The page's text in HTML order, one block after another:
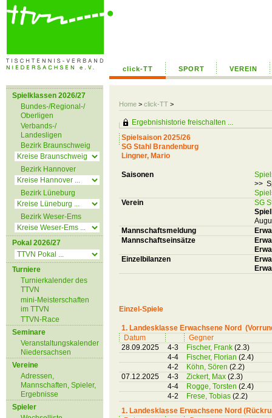
click-TT SPORT VEREIN
Home > click-TT >
Spielklassen 2026/27
Bundes-/Regional-/
Oberligen
Verbands-/
Landesligen
Bezirk Braunschweig
Bezirk Hannover
Bezirk Lüneburg
Bezirk Weser-Ems
Pokal 2026/27
Turniere
Turnierkalender des
TTVN
mini-Meisterschaften
im TTVN
TTVN-Race
Seminare
Veranstaltungskalender
Niedersachsen
Vereine
Adressen,
Mannschaften, Spieler,
Ergebnisse
Spieler
Ergebnishistorie freischalten ...
Spielsaison 2025/26
SG Stahl Brandenburg
Lingner, Mario
Saisonen
>>
Verein
SG
Mannschaftsmeldung
Mannschaftseinsätze
Einzelbilanzen
Einzel-Spiele
1. Landesklasse Erwachsene Nord
Datum
Gegner
28.09.2025
4-3 Fischer, Frank (2.3)
4-4
Fischer, Florian (2.4)
4-2
Köhn, Sören (2.2)
07.12.2025
4-3 Zickert, Max (2.3)
4-4
Rogge, Torsten (2.4)
4-2
Frese, Tobias (2.2)
1. Landesklasse Erwachsene Nord